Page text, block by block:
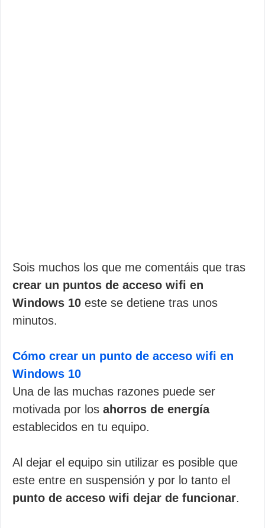
Sois muchos los que me comentáis que tras
crear un puntos de acceso wifi en
Windows 10 este se detiene tras unos
minutos.
Cómo crear un punto de acceso wifi en
Windows 10
Una de las muchas razones puede ser
motivada por los ahorros de energía
establecidos en tu equipo.
Al dejar el equipo sin utilizar es posible que
este entre en suspensión y por lo tanto el
punto de acceso wifi dejar de funcionar.